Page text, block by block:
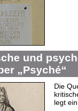
und
„Psyché“
Die
legt